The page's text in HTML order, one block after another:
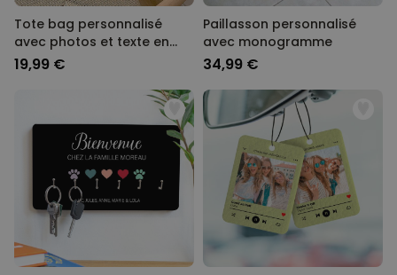
Tote bag personnalisé
avec photos et texte en
noir et blanc
19,99 €
Paillasson personnalisé
avec monogramme
34,99 €